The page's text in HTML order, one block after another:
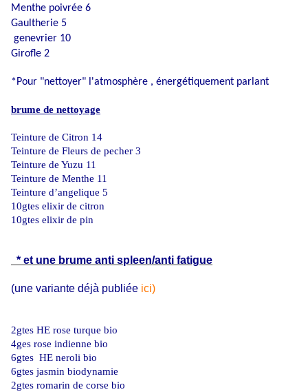
Menthe poivrée 6
Gaultherie 5
genevrier 10
Girofle 2
*Pour "nettoyer" l'atmosphère , énergétiquement parlant
brume de nettoyage
Teinture de Citron 14
Teinture de Fleurs de pecher 3
Teinture de Yuzu 11
Teinture de Menthe 11
Teinture d’angelique 5
10gtes elixir de citron
10gtes elixir de pin
* et une brume anti spleen/anti fatigue
(une variante déjà publiée ici)
2gtes HE rose turque bio
4ges rose indienne bio
6gtes HE neroli bio
6gtes jasmin biodynamie
2gtes romarin de corse bio